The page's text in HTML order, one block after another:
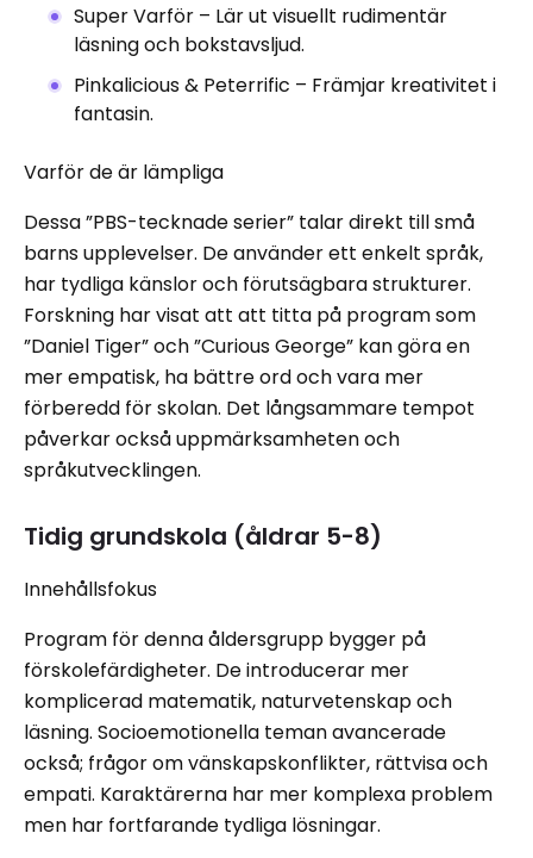
Super Varför – Lär ut visuellt rudimentär
läsning och bokstavsljud.
Pinkalicious & Peterrific – Främjar kreativitet i
fantasin.
Varför de är lämpliga
Dessa ”PBS-tecknade serier” talar direkt till små
barns upplevelser. De använder ett enkelt språk,
har tydliga känslor och förutsägbara strukturer.
Forskning har visat att att titta på program som
”Daniel Tiger” och ”Curious George” kan göra en
mer empatisk, ha bättre ord och vara mer
förberedd för skolan. Det långsammare tempot
påverkar också uppmärksamheten och
språkutvecklingen.
Tidig grundskola (åldrar 5-8)
Innehållsfokus
Program för denna åldersgrupp bygger på
förskolefärdigheter. De introducerar mer
komplicerad matematik, naturvetenskap och
läsning. Socioemotionella teman avancerade
också; frågor om vänskapskonflikter, rättvisa och
empati. Karaktärerna har mer komplexa problem
men har fortfarande tydliga lösningar.